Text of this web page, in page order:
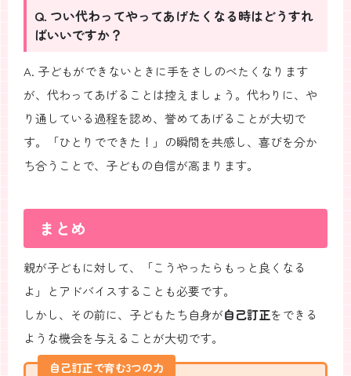
Q. つい代わってやってあげたくなる時はどうすれ
ばいいですか？
A. 子どもができないときに手をさしのべたくなります
が、代わってあげることは控えましょう。代わりに、や
り通している過程を認め、誉めてあげることが大切で
す。「ひとりでできた！」の瞬間を共感し、喜びを分か
ち合うことで、子どもの自信が高まります。
まとめ
親が子どもに対して、「こうやったらもっと良くなる
よ」とアドバイスすることも必要です。
しかし、その前に、子どもたち自身が自己訂正をできる
ような機会を与えることが大切です。
自己訂正で育む3つの力